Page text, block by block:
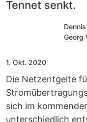
Tennet senkt.
Georg
1. Okt. 2020
Die Netzentgelte
sich im
unterschiedlich